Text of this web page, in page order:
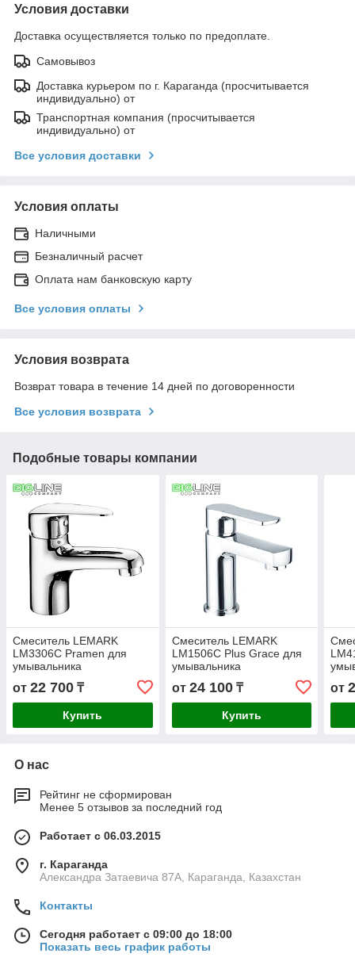
Условия доставки
Доставка осуществляется только по предоплате.
Самовывоз
Доставка курьером по г. Караганда (просчитывается
индивидуально) от
Транспортная компания (просчитывается
индивидуально) от
Все условия доставки
Условия оплаты
Наличными
Безналичный расчет
Оплата нам банковскую карту
Все условия оплаты
Условия возврата
Возврат товара в течение 14 дней по договоренности
Все условия возврата
Подобные товары компании
Смеситель LEMARK
LM3306C Pramen для
умывальника
монолитный, хром
от 22 700 ₸
Купить
Смеситель LEMARK
LM1506C Plus Grace для
умывальника
монолитный, хром
от 24 100₸
Купить
от
О нас
Рейтинг не сформирован
Менее 5 отзывов за последний год
Работает с 06.03.2015
г. Караганда
Александра Затаевича 87А, Караганда, Казахстан
Контакты
Сегодня работает с 09:00 до 18:00
Показать весь график работы